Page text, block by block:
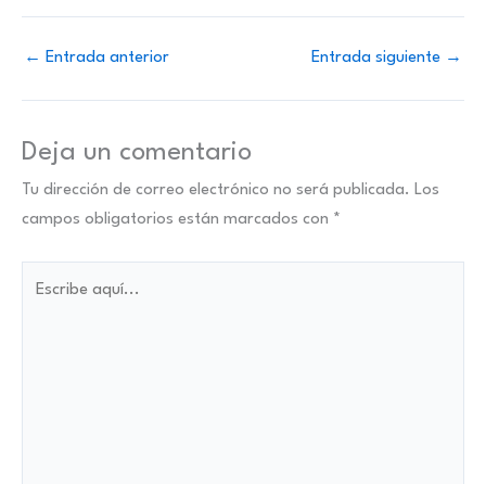
← Entrada anterior Entrada siguiente →
Deja un comentario
Tu dirección de correo electrónico no será publicada. Los
campos obligatorios están marcados con *